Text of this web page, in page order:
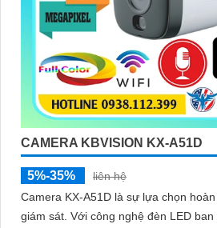
CAMERA KBVISION KX-A51D
5%-35%
liên hệ
Camera KX-A51D là sự lựa chọn
giám sát. Với công nghệ đèn LED ban đêm không dây khe